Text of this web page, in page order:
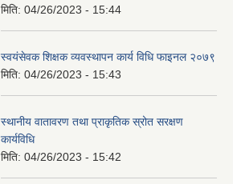
मिति: 04/26/2023 - 15:44
स्वयंसेवक शिक्षक व्यवस्थापन कार्य विधि फाइनल २०७९
मिति: 04/26/2023 - 15:43
स्थानीय वातावरण तथा प्राकृतिक स्रोत सरक्षण
कार्यविधि
मिति: 04/26/2023 - 15:42